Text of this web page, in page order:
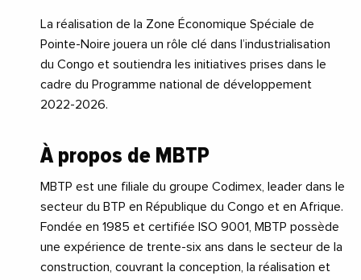
La réalisation de la Zone Économique Spéciale de
Pointe-Noire jouera un rôle clé dans l’industrialisation
du Congo et soutiendra les initiatives prises dans le
cadre du Programme national de développement
2022-2026.
À propos de MBTP
MBTP est une filiale du groupe Codimex, leader dans le
secteur du BTP en République du Congo et en Afrique.
Fondée en 1985 et certifiée ISO 9001, MBTP possède
une expérience de trente-six ans dans le secteur de la
construction, couvrant la conception, la réalisation et